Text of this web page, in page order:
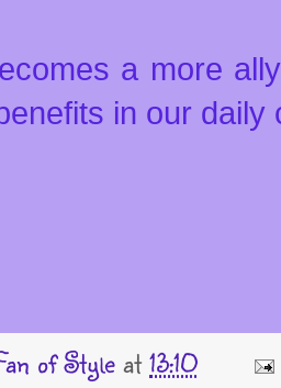
a more
in our daily
of Style at 13:10